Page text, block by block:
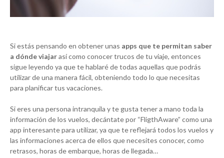
Si estás pensando en obtener unas apps que te permitan saber
a dónde viajarasí como conocer trucos de tu viaje, entonces
sigue leyendo ya que te hablaré de todas aquellas que podrás
utilizar de una manera fácil, obteniendo todo lo que necesitas
para planificar tus vacaciones.
Si eres una persona intranquila y te gusta tener a mano toda la
información de los vuelos, decántate por “FligthAware” como una
app interesante para utilizar, ya que te reflejará todos los vuelos y
las informaciones acerca de ellos que necesites conocer, como
retrasos, horas de embarque, horas de llegada…